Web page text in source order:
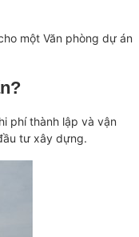
một Văn phòng dự án
phí thành lập và vận
tư xây dựng.